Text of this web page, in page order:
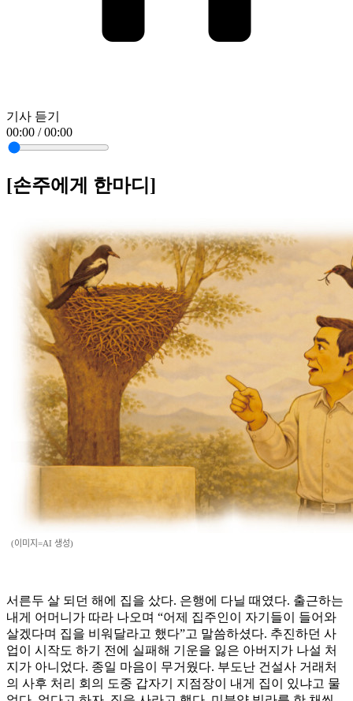
기사 듣기
00:00 / 00:00
[손주에게 한마디]
(이미지=AI 생성)
서른두 살 되던 해에 집을 샀다. 은행에 다닐 때였다. 출근하는
내게 어머니가 따라 나오며 “어제 집주인이 자기들이 들어와
살겠다며 집을 비워달라고 했다”고 말씀하셨다. 추진하던 사
업이 시작도 하기 전에 실패해 기운을 잃은 아버지가 나설 처
지가 아니었다. 종일 마음이 무거웠다. 부도난 건설사 거래처
의 사후 처리 회의 도중 갑자기 지점장이 내게 집이 있냐고 물